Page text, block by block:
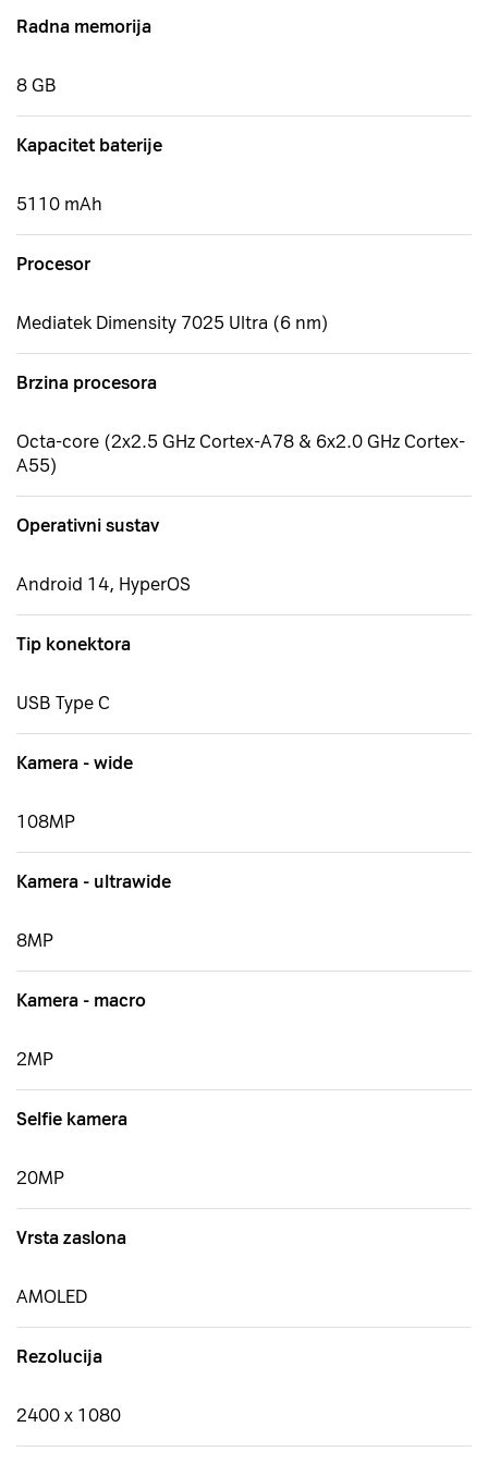
Radna memorija
8 GB
Kapacitet baterije
5110 mAh
Procesor
Mediatek Dimensity 7025 Ultra (6 nm)
Brzina procesora
Octa-core (2x2.5 GHz Cortex-A78 & 6x2.0 GHz Cortex-
A55)
Operativni sustav
Android 14, HyperOS
Tip konektora
USB Type C
Kamera - wide
108MP
Kamera - ultrawide
8MP
Kamera - macro
2MP
Selfie kamera
20MP
Vrsta zaslona
AMOLED
Rezolucija
2400 x 1080